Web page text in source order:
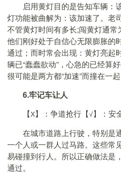
启用黄灯目的是告知车辆：
灯功能被曲解为：该加速了。老
不管黄灯时间有多长;闯黄灯通常
他们刚好处于自信心无限膨胀的
通过；而时常会出现：黄灯亮起
辆已“蠢蠢欲动”，心急的已经算
很可能是两方都“加速”而撞在一起
6.牢记车让人
【Χ】：争道抢行【√】：安
在城市道路上行驶，特别是
一个人或一群人过马路。这些常
易碰撞到行人。所以正确做法是
通过。